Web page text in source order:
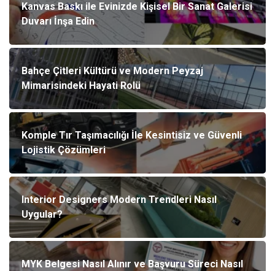
Kanvas Baskı ile Evinizde Kişisel Bir Sanat Galerisi
Duvarı İnşa Edin
Bahçe Çitleri Kültürü ve Modern Peyzaj
Mimarisindeki Hayati Rolü
Komple Tır Taşımacılığı İle Kesintisiz ve Güvenli
Lojistik Çözümleri
Interior Designers Modern Trendleri Nasıl
Uygular?
MYK Belgesi Nasıl Alınır ve Başvuru Süreci Nasıl